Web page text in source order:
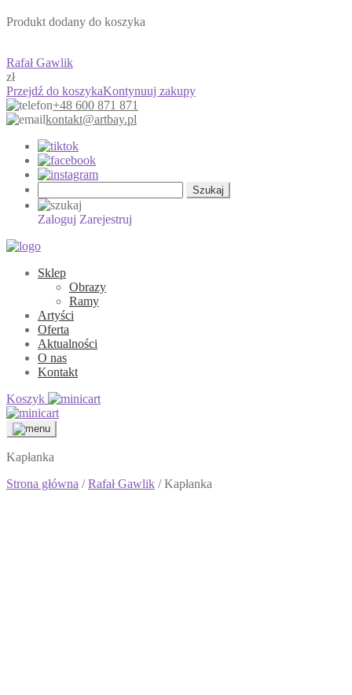
Produkt dodany do koszyka
Rafał Gawlik
zł
Przejdź do koszykaKontynuuj zakupy
+48 600 871 871
kontakt@artbay.pl
Zaloguj Zarejestruj
Sklep
Obrazy
Ramy
Artyści
Oferta
Aktualności
O nas
Kontakt
Koszyk
Kapłanka
Strona główna /Rafał Gawlik / Kapłanka